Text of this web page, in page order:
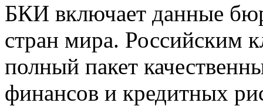
БКИ включает данные
стран мира. Российским
полный пакет
финансов и кредитных